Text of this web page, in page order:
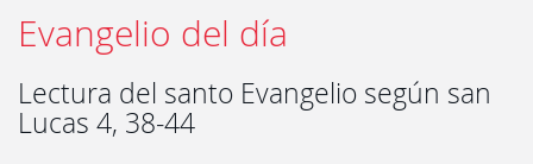
Evangelio del día
Lectura del santo Evangelio según san
Lucas 4, 38-44